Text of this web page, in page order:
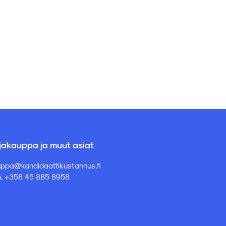
ja muut asiat
+358 45 885 8958